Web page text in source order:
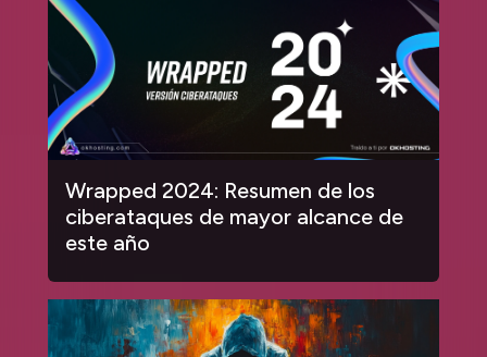
Wrapped 2024: Resumen de los
ciberataques de mayor alcance de
este año